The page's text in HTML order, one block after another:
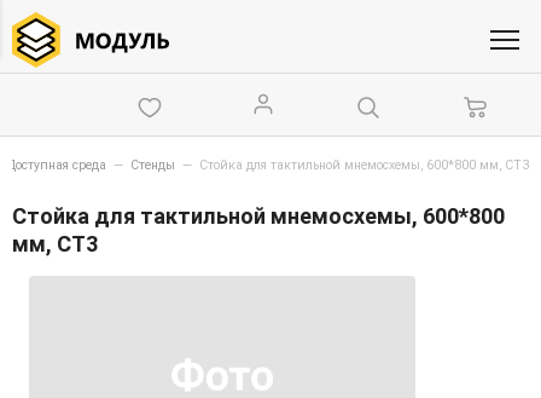
Доступная среда — Стенды — Стойка для тактильной мнемосхемы, 600*800 мм, СТ3
Стойка для тактильной мнемосхемы, 600*800
мм, СТ3